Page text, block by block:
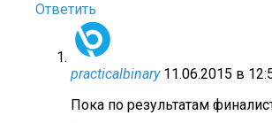
Ответить
practicalbinary 11.06.2015 в
Пока по результатам